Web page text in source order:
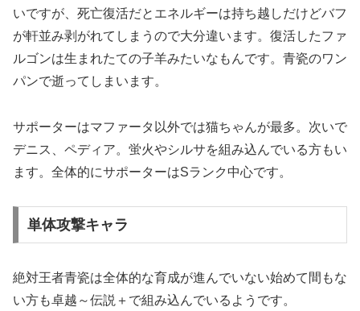
いですが、死亡復活だとエネルギーは持ち越しだけどバフ
が軒並み剥がれてしまうので大分違います。復活したファ
ルゴンは生まれたての子羊みたいなもんです。青瓷のワン
パンで逝ってしまいます。
サポーターはマファータ以外では猫ちゃんが最多。次いで
デニス、ペディア。蛍火やシルサを組み込んでいる方もい
ます。全体的にサポーターはSランク中心です。
単体攻撃キャラ
絶対王者青瓷は全体的な育成が進んでいない始めて間もな
い方も卓越～伝説＋で組み込んでいるようです。